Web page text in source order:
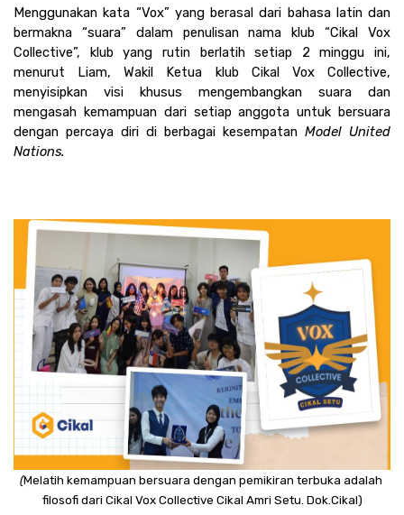
Menggunakan kata “Vox” yang berasal dari bahasa latin dan
bermakna “suara” dalam penulisan nama klub “Cikal Vox
Collective”, klub yang rutin berlatih setiap 2 minggu ini,
menurut Liam, Wakil Ketua klub Cikal Vox Collective,
menyisipkan visi khusus mengembangkan suara dan
mengasah kemampuan dari setiap anggota untuk bersuara
dengan percaya diri di berbagai kesempatan Model United
Nations.
(Melatih kemampuan bersuara dengan pemikiran terbuka adalah
filosofi dari Cikal Vox Collective Cikal Amri Setu. Dok.Cikal)